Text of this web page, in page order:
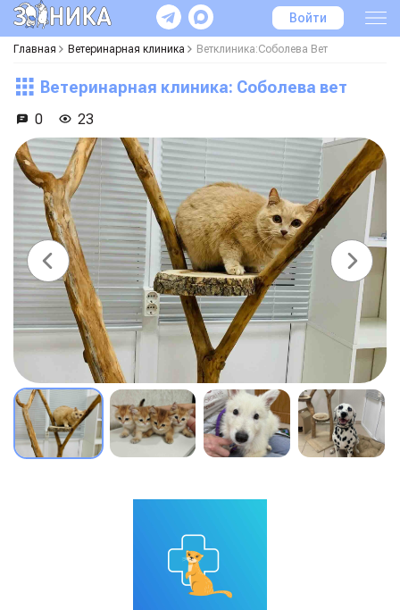
Войти
Главная Ветеринарная клиника Ветклиника:Соболева Вет
Ветеринарная клиника: Соболева вет
0 23